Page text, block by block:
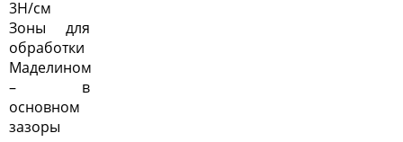
3Н/см
Зоны для
обработки
Маделином
– в
основном
зазоры